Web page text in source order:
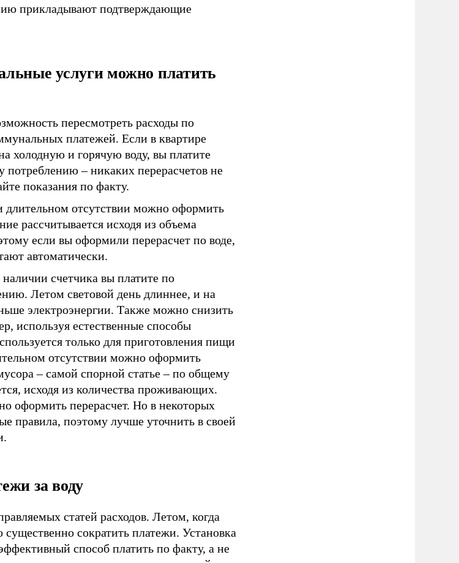
прикладывают подтверждающие
услуги можно платить
пересмотреть расходы по
платежей. Если в квартире
холодную и горячую воду, вы платите
потреблению – никаких перерасчетов не
показания по факту.
длительном отсутствии можно оформить
рассчитывается исходя из объема
если вы оформили перерасчет по воде,
автоматически.
счетчика вы платите по
Летом световой день длиннее, и на
электроэнергии. Также можно снизить
используя естественные способы
только для приготовления пищи
отсутствии можно оформить
– самой спорной статье – по общему
исходя из количества проживающих.
оформить перерасчет. Но в некоторых
правила, поэтому лучше уточнить в своей
за воду
статей расходов. Летом, когда
сократить платежи. Установка
способ платить по факту, а не